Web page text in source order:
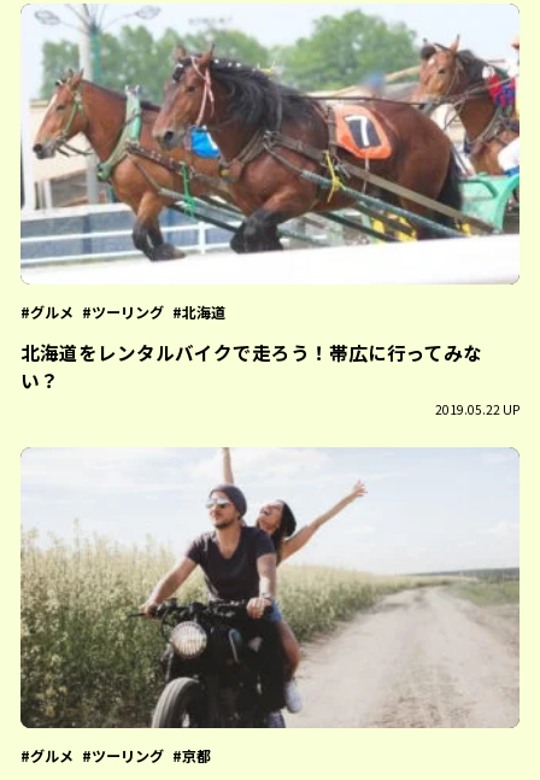
グルメ ツーリング 北海道
北海道をレンタルバイクで走ろう！帯広に行ってみな
い？
2019.05.22 UP
グルメ ツーリング 京都